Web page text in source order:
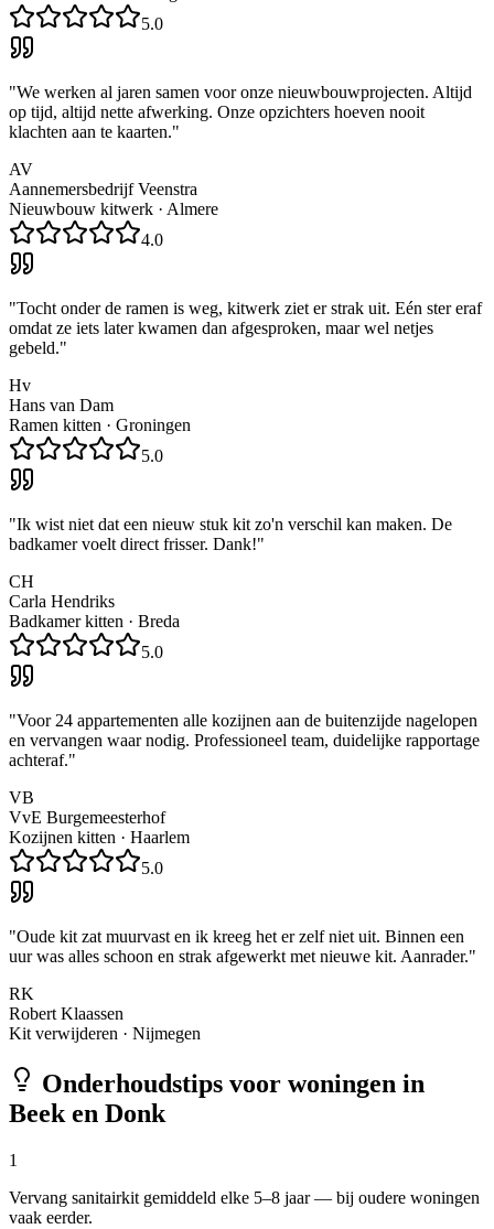
5.0
"We werken al jaren samen voor onze nieuwbouwprojecten. Altijd
op tijd, altijd nette afwerking. Onze opzichters hoeven nooit
klachten aan te kaarten."
AV
Aannemersbedrijf Veenstra
Nieuwbouw kitwerk · Almere
4.0
"Tocht onder de ramen is weg, kitwerk ziet er strak uit. Eén ster eraf
omdat ze iets later kwamen dan afgesproken, maar wel netjes
gebeld."
Hv
Hans van Dam
Ramen kitten · Groningen
5.0
"Ik wist niet dat een nieuw stuk kit zo'n verschil kan maken. De
badkamer voelt direct frisser. Dank!"
CH
Carla Hendriks
Badkamer kitten · Breda
5.0
"Voor 24 appartementen alle kozijnen aan de buitenzijde nagelopen
en vervangen waar nodig. Professioneel team, duidelijke rapportage
achteraf."
VB
VvE Burgemeesterhof
Kozijnen kitten · Haarlem
5.0
"Oude kit zat muurvast en ik kreeg het er zelf niet uit. Binnen een
uur was alles schoon en strak afgewerkt met nieuwe kit. Aanrader."
RK
Robert Klaassen
Kit verwijderen · Nijmegen
Onderhoudstips voor woningen in
Beek en Donk
1
Vervang sanitairkit gemiddeld elke 5–8 jaar — bij oudere woningen
vaak eerder.